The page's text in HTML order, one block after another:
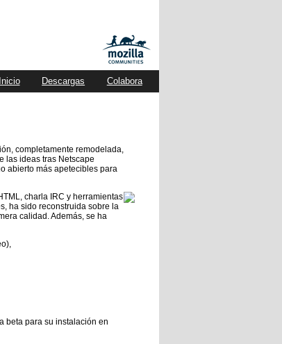
Inicio Descargas Colabora
completamente remodelada,
las ideas tras Netscape
abierto más apetecibles para
charla IRC y herramientas
ha sido reconstruida sobre la
calidad. Además, se ha
beta para su instalación en